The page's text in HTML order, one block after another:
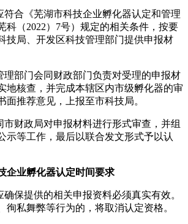
符合《芜湖市科技企业孵化器认定和管理
科（2022）7号）规定的相关条件，按要
技局、开发区科技管理部门提供申报材
理部门会同财政部门负责对受理的申报材
地核查，并完成本辖区内市级孵化器的审
面推荐意见，上报至市科技局。
市财政局对申报材料进行形式审查，并组
示等工作，最后以联合发文形式予以认
企业孵化器认定时间要求
确保提供的相关申报资料必须真实有效。
徇私舞弊等行为的，将取消认定资格。